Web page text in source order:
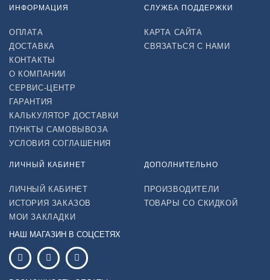
ИНФОРМАЦИЯ
ОПЛАТА
ДОСТАВКА
КОНТАКТЫ
О КОМПАНИИ
СЕРВИС-ЦЕНТР
ГАРАНТИЯ
КАЛЬКУЛЯТОР ДОСТАВКИ
ПУНКТЫ САМОВЫВОЗА
УСЛОВИЯ СОГЛАШЕНИЯ
СЛУЖБА ПОДДЕРЖКИ
КАРТА САЙТА
СВЯЗАТЬСЯ С НАМИ
ЛИЧНЫЙ КАБИНЕТ
ЛИЧНЫЙ КАБИНЕТ
ИСТОРИЯ ЗАКАЗОВ
МОИ ЗАКЛАДКИ
ДОПОЛНИТЕЛЬНО
ПРОИЗВОДИТЕЛИ
ТОВАРЫ СО СКИДКОЙ
НАШ МАГАЗИН В СОЦСЕТЯХ